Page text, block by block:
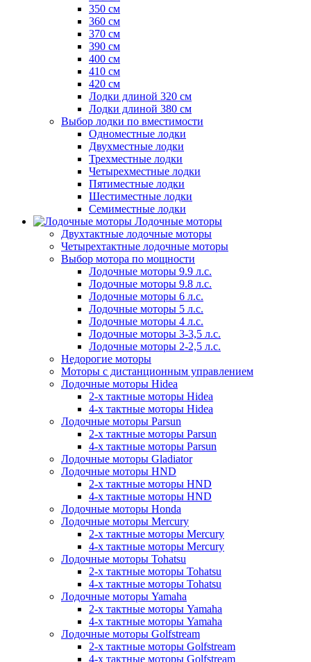
350 см
360 см
370 см
390 см
400 см
410 см
420 см
Лодки длиной 320 см
Лодки длиной 380 см
Выбор лодки по вместимости
Одноместные лодки
Двухместные лодки
Трехместные лодки
Четырехместные лодки
Пятиместные лодки
Шестиместные лодки
Семиместные лодки
Лодочные моторы
Двухтактные лодочные моторы
Четырехтактные лодочные моторы
Выбор мотора по мощности
Лодочные моторы 9.9 л.с.
Лодочные моторы 9.8 л.с.
Лодочные моторы 6 л.с.
Лодочные моторы 5 л.с.
Лодочные моторы 4 л.с.
Лодочные моторы 3-3,5 л.с.
Лодочные моторы 2-2,5 л.с.
Недорогие моторы
Моторы с дистанционным управлением
Лодочные моторы Hidea
2-х тактные моторы Hidea
4-х тактные моторы Hidea
Лодочные моторы Parsun
2-х тактные моторы Parsun
4-х тактные моторы Parsun
Лодочные моторы Gladiator
Лодочные моторы HND
2-х тактные моторы HND
4-х тактные моторы HND
Лодочные моторы Honda
Лодочные моторы Mercury
2-х тактные моторы Mercury
4-х тактные моторы Mercury
Лодочные моторы Tohatsu
2-х тактные моторы Tohatsu
4-х тактные моторы Tohatsu
Лодочные моторы Yamaha
2-х тактные моторы Yamaha
4-х тактные моторы Yamaha
Лодочные моторы Golfstream
2-х тактные моторы Golfstream
4-х тактные моторы Golfstream